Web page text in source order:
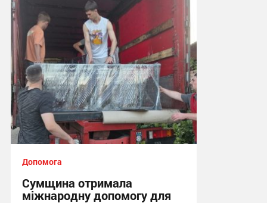
16:29 сьогодні
Допомога
Сумщина отримала
міжнародну допомогу для